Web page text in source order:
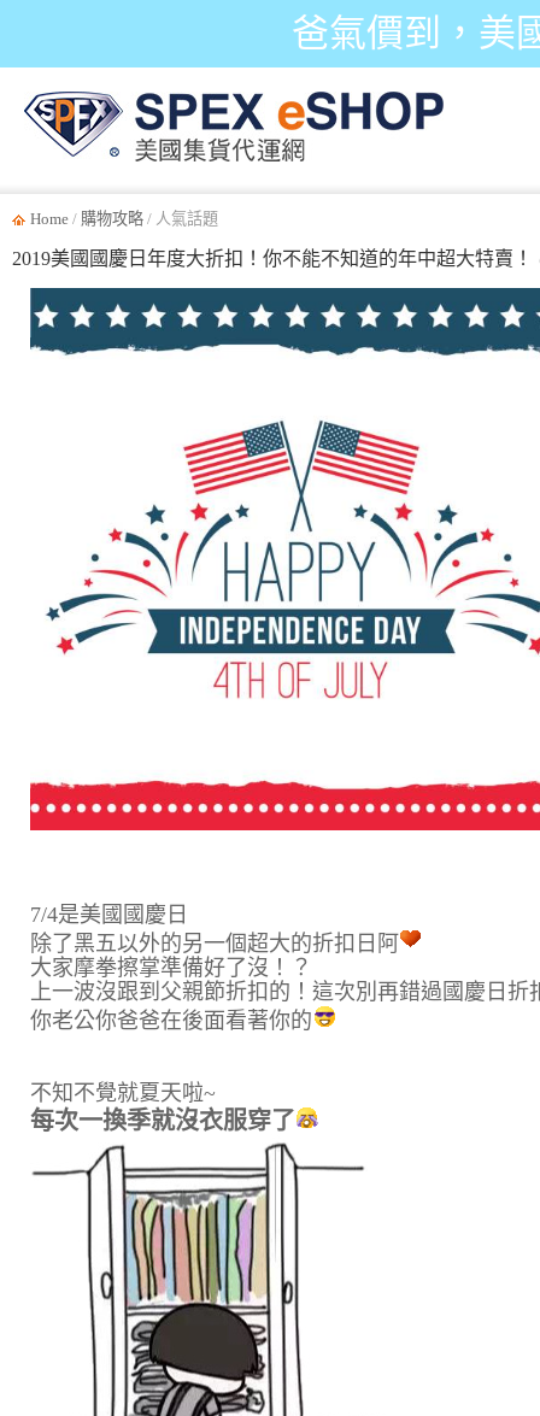
爸氣價到，美
Home / 購物攻略 / 人氣話題
2019美國國慶日年度大折扣！你不能不知道的年中超大特賣！
7/4是美國國慶日
除了黑五以外的另一個超大的折扣日阿
大家摩拳擦掌準備好了沒！？
上一波沒跟到父親節折扣的！這次別再錯過國慶日折
你老公你爸爸在後面看著你的
不知不覺就夏天啦~
每次一換季就沒衣服穿了